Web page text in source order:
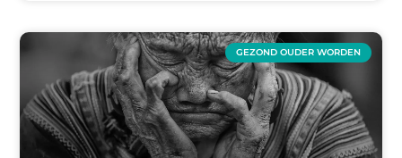
GEZOND OUDER WORDEN